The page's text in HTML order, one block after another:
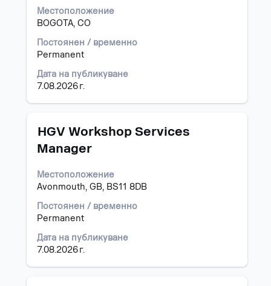
Местоположение
BOGOTA, CO
Постоянен / временно
Permanent
Дата на публикуване
7.08.2026 г.
бутона
за
интервал,
за
да
пълното
съдържание
на
за
задание.
Позиция
HGV Workshop Services
Manager
Местоположение
Avonmouth, GB, BS11 8DB
Постоянен / временно
Permanent
Дата на публикуване
7.08.2026 г.
Изберете
бутона
интервал,
за
да
прегледате
съдържание
на